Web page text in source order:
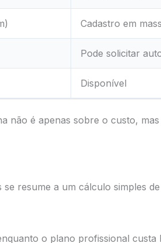
Cadastro em
Pode solicitar
Disponível
não é apenas sobre o custo,
resume a um cálculo simples
o plano profissional custa